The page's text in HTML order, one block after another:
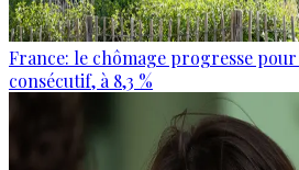
France: le chômage progresse
consécutif, à 8,3 %